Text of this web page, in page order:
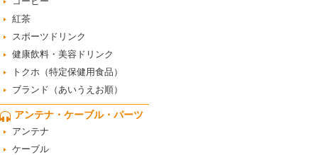
紅茶
スポーツドリンク
健康飲料・美容ドリンク
トクホ（特定保健用食品）
ブランド（あいうえお順）
アンテナ・ケーブル・パーツ
アンテナ
ケーブル